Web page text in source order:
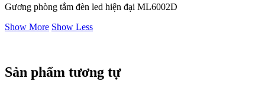
Gương phòng tắm đèn led hiện đại ML6002D
Show More Show Less
Sản phẩm tương tự